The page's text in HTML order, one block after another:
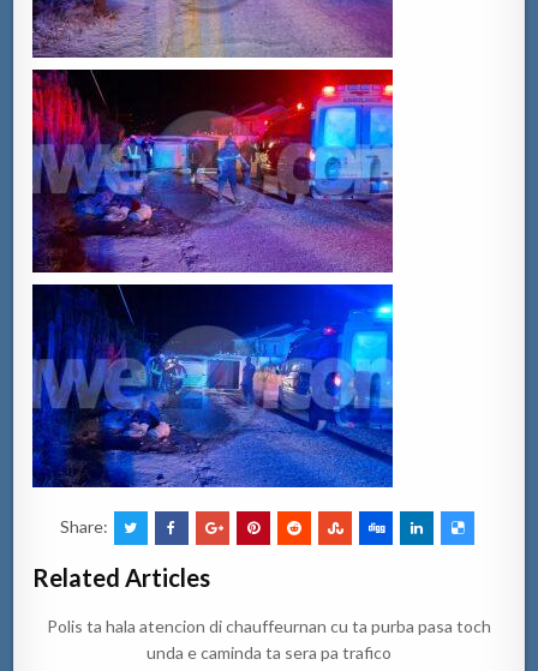
Share:
Related Articles
Polis ta hala atencion di chauffeurnan cu ta purba pasa toch
unda e caminda ta sera pa trafico